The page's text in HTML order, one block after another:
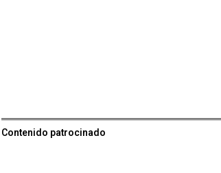
Contenido patrocinado